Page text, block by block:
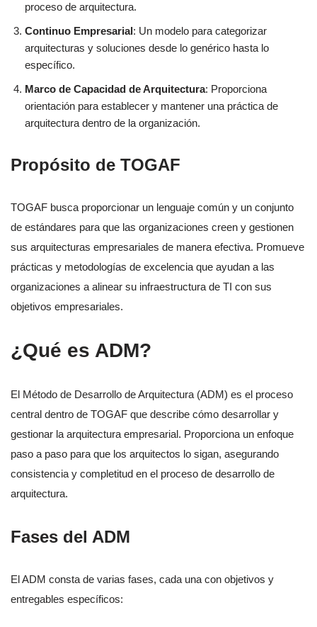
proceso de arquitectura.
Continuo Empresarial: Un modelo para categorizar
arquitecturas y soluciones desde lo genérico hasta lo
específico.
Marco de Capacidad de Arquitectura: Proporciona
orientación para establecer y mantener una práctica de
arquitectura dentro de la organización.
Propósito de TOGAF
TOGAF busca proporcionar un lenguaje común y un conjunto
de estándares para que las organizaciones creen y gestionen
sus arquitecturas empresariales de manera efectiva. Promueve
prácticas y metodologías de excelencia que ayudan a las
organizaciones a alinear su infraestructura de TI con sus
objetivos empresariales.
¿Qué es ADM?
El Método de Desarrollo de Arquitectura (ADM) es el proceso
central dentro de TOGAF que describe cómo desarrollar y
gestionar la arquitectura empresarial. Proporciona un enfoque
paso a paso para que los arquitectos lo sigan, asegurando
consistencia y completitud en el proceso de desarrollo de
arquitectura.
Fases del ADM
El ADM consta de varias fases, cada una con objetivos y
entregables específicos: